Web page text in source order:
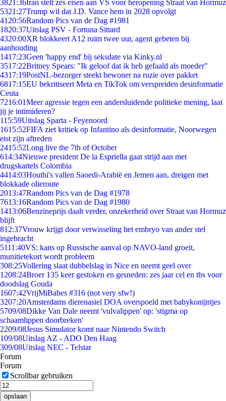
3821:36Iran stelt zes eisen aan VS voor heropening Straat van Hormuz
5321:27Trump wil dat J.D. Vance hem in 2028 opvolgt
41 20:56Random Pics van de Dag #1981
1820:37Uitslag PSV - Fortuna Sittard
4320:00XR blokkeert A12 ruim twee uur, agent gebeten bij
aanhouding
1417:23Geen 'happy end' bij seksdate via Kinky.nl
3517:22Britney Spears: "Ik geloof dat ik heb gefaald als moeder"
4317:19PostNL-bezorger steekt bewoner na ruzie over pakket
6817:15EU bekritiseert Meta en TikTok om verspreiden desinformatie
Ceuta
7216:01Meer agressie tegen een andersluidende politieke mening, laat
jij je intimideren?
115:59Uitslag Sparta - Feyenoord
1615:52FIFA ziet kritiek op Infantino als desinformatie, Noorwegen
eist zijn aftreden
2415:52Long live the 7th of October
614:34Nieuwe president De la Espriella gaat strijd aan met
drugskartels Colombia
4414:03Houthi's vallen Saoedi-Arabië en Jemen aan, dreigen met
blokkade olieroute
2013:47Random Pics van de Dag #1978
7613:16Random Pics van de Dag #1980
1413:06Benzineprijs daalt verder, onzekerheid over Straat van Hormuz
blijft
812:37Vrouw krijgt door verwisseling het embryo van ander stel
ingebracht
5111:40VS: kans op Russische aanval op NAVO-land groeit,
munitietekort wordt probleem
308:25Vollering slaat dubbelslag in Nice en neemt geel over
1208:24Broer 135 keer gestoken en gesneden: zes jaar cel en tbs voor
doodslag Gouda
1607:42VrijMiBabes #316 (not very sfw!)
3207:20Amsterdams dierenasiel DOA overspoeld met babykonijntjes
5709/08Dikke Van Dale neemt 'vulvalippen' op: 'stigma op
schaamlippen doorbreken'
2209/08Jesus Simulator komt naar Nintendo Switch
109/08Uitslag AZ - ADO Den Haag
309/08Uitslag NEC - Telstar
Forum
Forum
Scrollbar gebruiken
opslaan